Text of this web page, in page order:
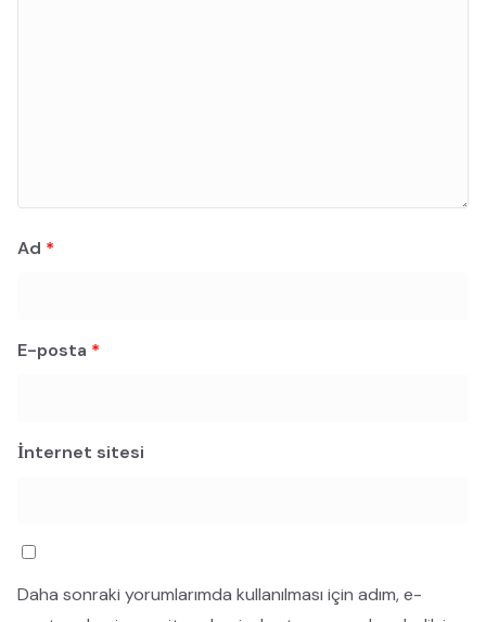
Ad *
E-posta *
İnternet sitesi
Daha sonraki yorumlarımda kullanılması için adım, e-